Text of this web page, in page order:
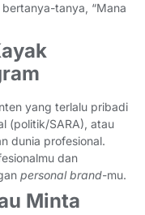
tanya, “Mana
yang terlalu pribadi
(politik/SARA), atau
dunia profesional.
dan
personal brand-mu.
Minta